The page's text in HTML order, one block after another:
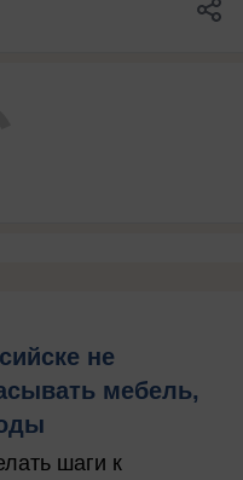
не
мебель,
шаги к